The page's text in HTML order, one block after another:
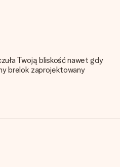
Twoją bliskość nawet gdy
brelok zaprojektowany